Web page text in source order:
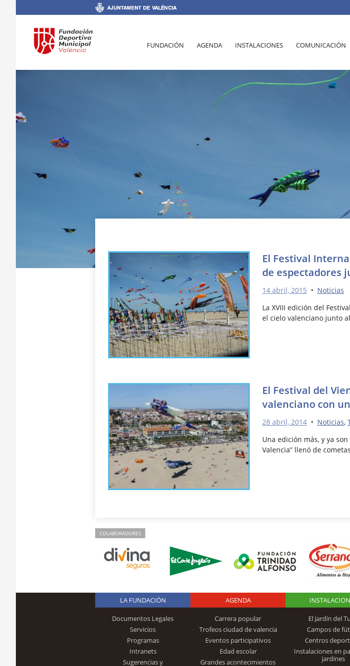
FUNDACIÓN AGENDA INSTALACIONES COMUNICACIÓN
El Festival
de espectadores
14 abril, 2015 • Noticias
La XVIII edición del
el cielo valenciano junto
El Festival del
valenciano con
28 abril, 2014• Noticias,
Una edición más, y ya
Valencia” llenó de
COLABORADORES
Logo Fundación
Trinidad Alfonso
LA FUNDACIÓN
Documentos Legales
Servicios
Programas
Intranets
Sugerencias y
AGENDA
Carrera popular
Trofeos ciudad de valencia
Eventos participativos
Edad escolar
Grandes acontecimientos
El Jardín del
Campos de
Centros
Instalaciones en
jardines